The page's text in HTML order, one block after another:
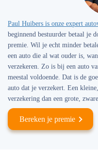
Paul Huibers is onze expert
beginnend bestuurder betaal je
premie. Wil je echt minder
een auto die al wat ouder is,
verzekeren. Zo is bij een auto
meestal voldoende. Dat is de
auto dat je verzekert. Een
verzekering dan een grote,
Bereken je premie